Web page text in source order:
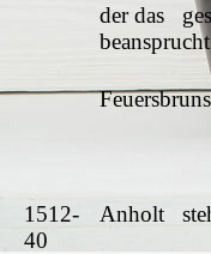
der das
1512-
40
Anholt